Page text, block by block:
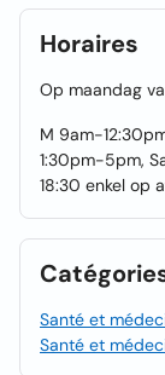
Horaires
Op maandag
M 9am-
1:30pm-5pm,
18:30 enkel op
Santé et
Santé et